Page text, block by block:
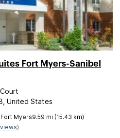
Fort Myers-Sanibel
United States
Myers9.59 mi (15.43 km)